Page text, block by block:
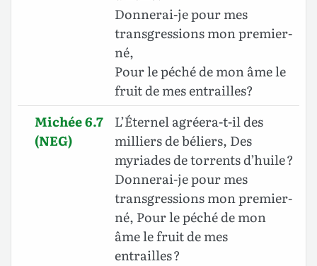
Donnerai-je pour mes
transgressions mon premier-
né,
Pour le péché de mon âme le
fruit de mes entrailles?
Michée 6.7
(NEG)
L’Éternel agréera-t-il des
milliers de béliers, Des
myriades de torrents d’huile ?
Donnerai-je pour mes
transgressions mon premier-
né, Pour le péché de mon
âme le fruit de mes
entrailles ?